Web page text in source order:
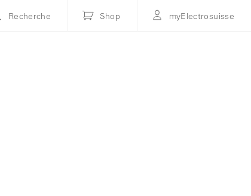
Recherche Shop myElectrosuisse